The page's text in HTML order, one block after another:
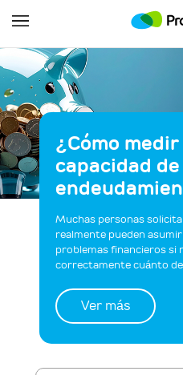
¿Cómo
capacidad de
Muchas personas
realmente pueden
problemas financieros si
correctamente cuánto de
Ver más